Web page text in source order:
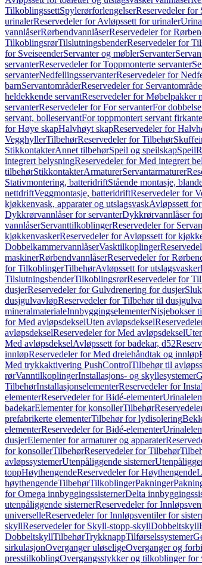
TilkoblingssettSpylerørforlengelserReservedeler for
urinalerReservedeler for Avløpssett for urinaler
vannlåserRørbendvannlåserReservedeler for
TilkoblingsrørTilslutningsbenderReservedeler for
for SveiseenderServanter og møblerServanter
servanterReservedeler for Toppmonterte servanter
servanterNedfellingsservanterReservedeler for
barnServantområderReservedeler for
heldekkende servantReservedeler for Møbelpakker
servanterReservedeler for For servanterFor
servant, bolleservantFor toppmontert servant
for Høye skapHalvhøyt skapReservedeler for
VegghyllerTilbehørReservedeler for Tilbehør
StikkontakterAnnet tilbehørSpeil og speilskapSpeil
integrert belysningReservedeler for Med integrert
tilbehørStikkontakterArmaturerServantarmaturer
Stativmontering, batteridriftStående montasje,
nettdriftVeggmontasje, batteridriftReservedeler for
kjøkkenvask, apparater og utslagsvaskAvløpssett
Dykkrørvannlåser for servanterDykkrørvannlåser
vannlåserServanttilkoblingerReservedeler for
kjøkkenvaskerReservedeler for Avløpssett for
DobbelkammervannlåserVasktilkoplinger
maskinerRørbendvannlåserReservedeler for
for TilkoblingerTilbehørAvløpssett for utslagsvasker
TilslutningsbenderTilkoblingsrørReservedeler for
dusjerReservedeler for Gulvdrenering for dusjer
dusjgulvavløpReservedeler for Tilbehør til
mineralmaterialeInnbyggingselementerNisjebokser
for Med avløpsdekselUten avløpsdeksel
avløpsdekselReservedeler for Med avløpsdeksel
Med avløpsdekselAvløpssett for badekar, d52
innløpReservedeler for Med dreiehåndtak og innløp
Med trykkaktivering PushControlTilbehør til
rørVanntilkoplingerInstallasjons- og skyllesystemer
TilbehørInstallasjonselementerReservedeler for
elementerReservedeler for Bidé-elementer
badekarElementer for konsollerTilbehør
prefabrikerte elementerTilbehør for lydisolering
elementerReservedeler for Bidé-elementer
dusjerElementer for armaturer og apparater
for konsollerTilbehørReservedeler for Tilbehør
avløpssystemerUtenpåliggende sisterner
toppHøythengendeReservedeler for Høythengende
høythengendeTilbehørTilkoblingerPakninger
for Omega innbyggingssisternerDelta
utenpåliggende sisternerReservedeler for
universelleReservedeler for Innløpsventiler for
skyllReservedeler for Skyll-stopp-skyllDobbeltskyll
DobbeltskyllTilbehørTrykknappTilførselssystemer
sirkulasjonOverganger uløseligeOverganger og
presstilkoblingOvergangsstykker og tilkoblinger for